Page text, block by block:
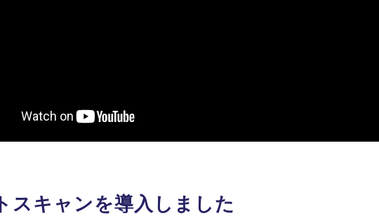
スキャンを導入しました